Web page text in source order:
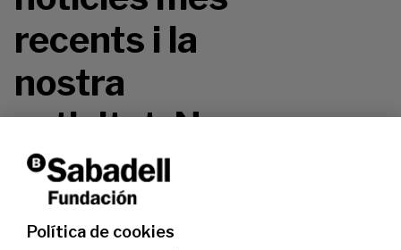
recents i la
nostra
activitat. No
te la perdis!
Política de cookies